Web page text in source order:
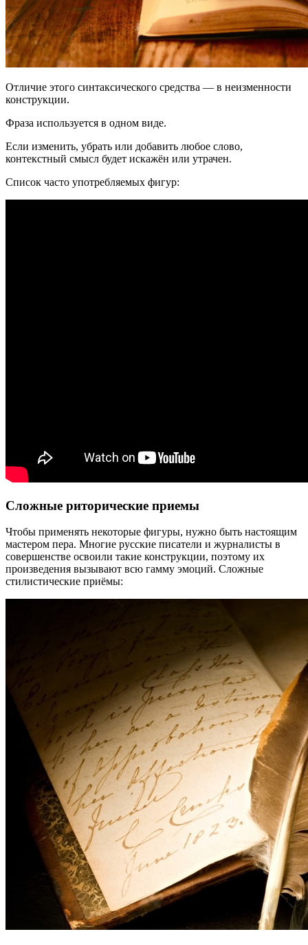
Отличие этого синтаксического средства — в неизменности
конструкции.
Фраза используется в одном виде.
Если изменить, убрать или добавить любое слово,
контекстный смысл будет искажён или утрачен.
Список часто употребляемых фигур:
Сложные риторические приемы
Чтобы применять некоторые фигуры, нужно быть настоящим
мастером пера. Многие русские писатели и журналисты в
совершенстве освоили такие конструкции, поэтому их
произведения вызывают всю гамму эмоций. Сложные
стилистические приёмы: